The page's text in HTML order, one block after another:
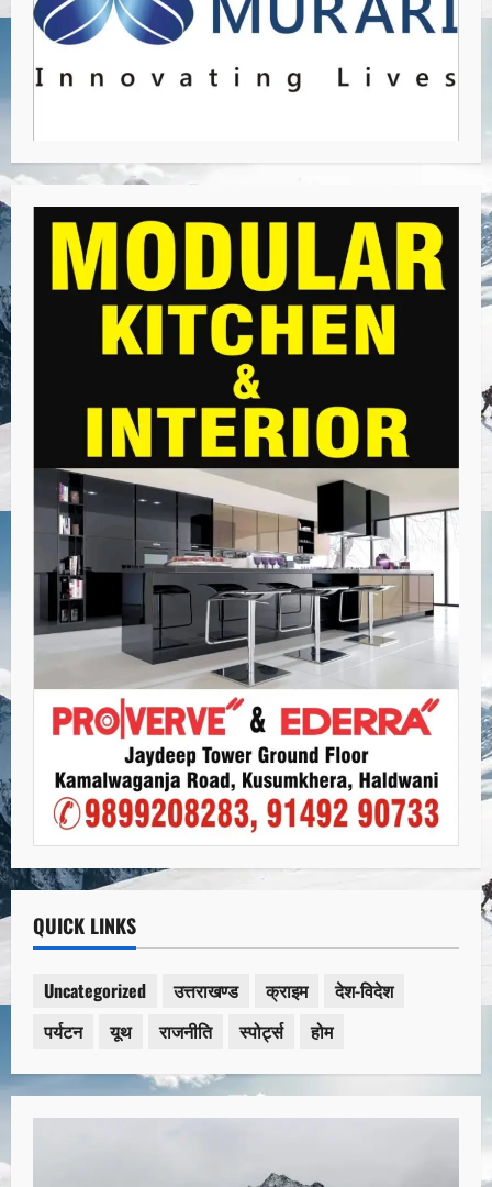
QUICK LINKS
Uncategorized उत्तराखण्ड क्राइम
देश-विदेश
पर्यटन
यूथ राजनीति स्पोर्ट्स होम